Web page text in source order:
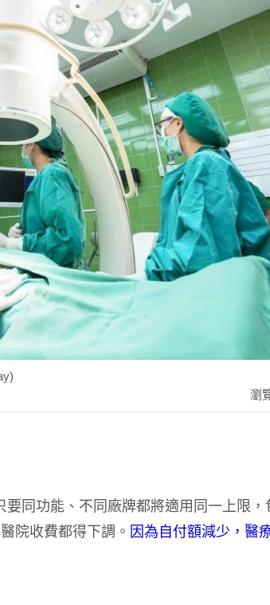
瀏
同功能、不同廠牌都將適用同一上限，
院收費都得下調。 因為自付額減少，醫